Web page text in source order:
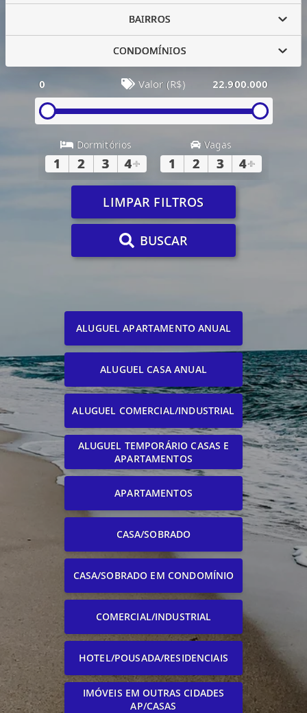
BAIRROS
CONDOMÍNIOS
0 Valor (R$) 22.900.000
Dormitórios
1 2 3 4+
Vagas
1 2 3 4+
LIMPAR FILTROS
BUSCAR
ALUGUEL APARTAMENTO ANUAL
ALUGUEL CASA ANUAL
ALUGUEL COMERCIAL/INDUSTRIAL
ALUGUEL TEMPORÁRIO CASAS E
APARTAMENTOS
APARTAMENTOS
CASA/SOBRADO
CASA/SOBRADO EM CONDOMÍNIO
COMERCIAL/INDUSTRIAL
HOTEL/POUSADA/RESIDENCIAIS
IMÓVEIS EM OUTRAS CIDADES
AP/CASAS